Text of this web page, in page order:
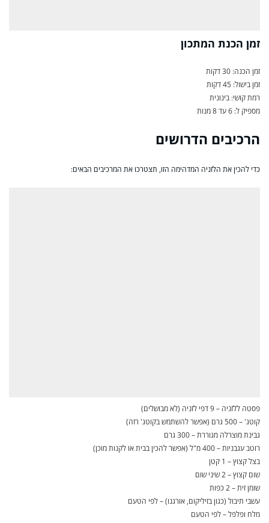
זמן הכנת המתכון
זמן הכנה: 30 דקות
זמן בישול: 45 דקות
רמת קושי: בינונית
מספיק ל: 6 עד 8 מנות
הרכיבים הדרושים
כדי להכין את הלזניה המדהימה הזו, תצטרכו את המרכיבים הבאים:
פסטה ללזניה – 9 דפי לזניה (לא מבושלים)
קוטג' – 500 גרם (אפשר להשתמש בקוטג' רזה)
גבינת מוצרלה מגוררת – 300 גרם
רוטב עגבניות – 400 מ"ל (אפשר להכין בבית או לקנות מוכן)
בצל קצוץ – 1 קטן
שום קצוץ – 2 שיני שום
שומן זית – 2 כפות
עשבי תיבול (כגון בזיליקום, אורגנו) – לפי הטעם
מלח ופלפל – לפי הטעם